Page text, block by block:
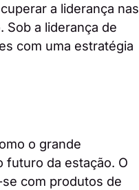
a liderança nas
Sob a liderança de
com uma estratégia
o grande
futuro da estação. O
com produtos de